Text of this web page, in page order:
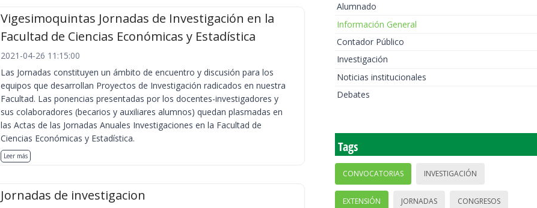
Vigesimoquintas Jornadas de Investigación en la
Facultad de Ciencias Económicas y Estadística
2021-04-26 11:15:00
Las Jornadas constituyen un ámbito de encuentro y discusión para los
equipos que desarrollan Proyectos de Investigación radicados en nuestra
Facultad. Las ponencias presentadas por los docentes-investigadores y
sus colaboradores (becarios y auxiliares alumnos) quedan plasmadas en
las Actas de las Jornadas Anuales Investigaciones en la Facultad de
Ciencias Económicas y Estadística.
Leer más
Jornadas de investigacion
Alumnado
Información General
Contador Público
Investigación
Noticias institucionales
Debates
Tags
CONVOCATORIAS INVESTIGACIÓN
EXTENSIÓN JORNADAS CONGRESOS